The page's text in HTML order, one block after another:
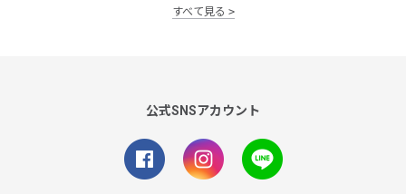
すべて見る
公式SNSアカウント